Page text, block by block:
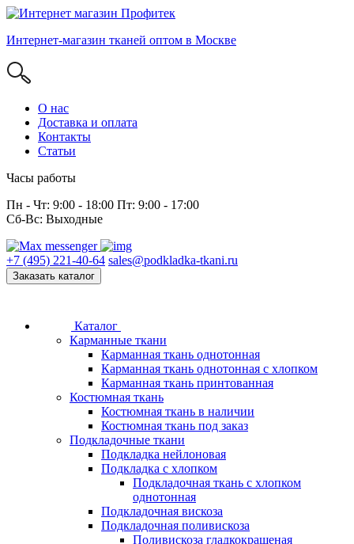
Интернет-магазин тканей оптом в Москве
О нас
Доставка и оплата
Контакты
Статьи
Часы работы
Пн - Чт: 9:00 - 18:00 Пт: 9:00 - 17:00
Сб-Вс: Выходные
+7 (495) 221-40-64 sales@podkladka-tkani.ru
Заказать каталог
Каталог
Карманные ткани
Карманная ткань однотонная
Карманная ткань однотонная с хлопком
Карманная ткань принтованная
Костюмная ткань
Костюмная ткань в наличии
Костюмная ткань под заказ
Подкладочные ткани
Подкладка нейлоновая
Подкладка с хлопком
Подкладочная ткань с хлопком
однотонная
Подкладочная вискоза
Подкладочная поливискоза
Поливискоза гладкокрашеная